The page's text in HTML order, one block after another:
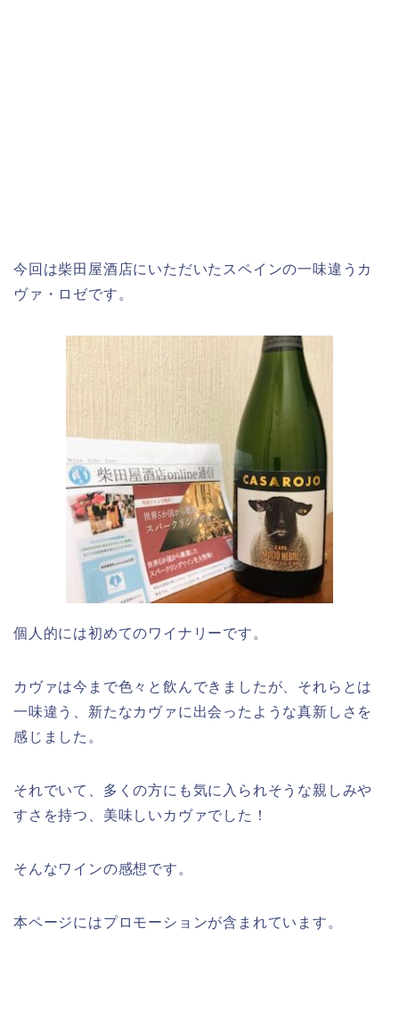
今回は柴田屋酒店にいただいたスペインの一味違うカ
ヴァ・ロゼです。
個人的には初めてのワイナリーです。
カヴァは今まで色々と飲んできましたが、それらとは
一味違う、新たなカヴァに出会ったような真新しさを
感じました。
それでいて、多くの方にも気に入られそうな親しみや
すさを持つ、美味しいカヴァでした！
そんなワインの感想です。
本ページにはプロモーションが含まれてい ます。